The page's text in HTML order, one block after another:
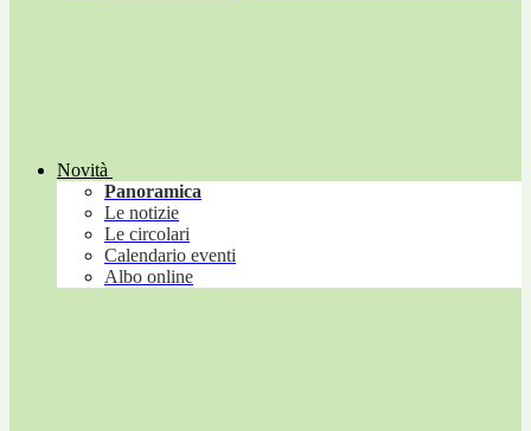
Novità
Panoramica
Le notizie
Le circolari
Calendario eventi
Albo online